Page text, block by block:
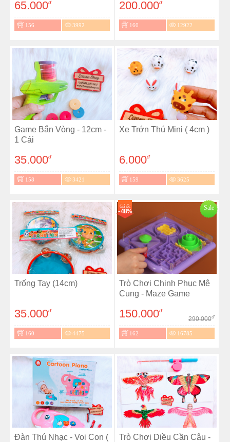
65.000đ
156 3992
200.000đ
160 12922
Game Bắn Vòng - 12cm -
1 Cái
35.000đ
158 3421
Xe Trớn Thú Mini ( 4cm )
6.000đ
159 3625
Trống Tay (14cm)
35.000đ
160 4475
Sale
Giá sốc
- 48%
Trò Chơi Chinh Phục Mê
Cung - Maze Game
150.000đ
290.000đ
162 16785
Đàn Thú Nhạc - Voi Con (
Trò Chơi Diều Cần Câu -